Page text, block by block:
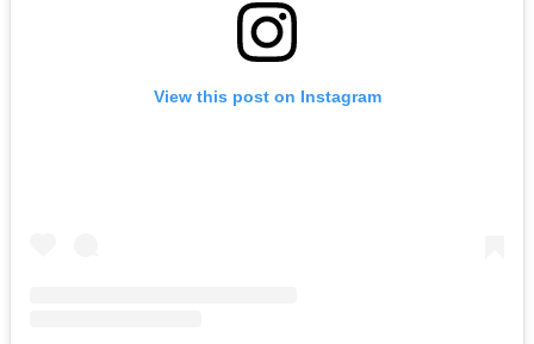
View this post on Instagram